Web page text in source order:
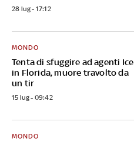
28 lug - 17:12
Tenta di sfuggire ad agenti Ice
in Florida, muore travolto da
un tir
MONDO
15 lug - 09:42
MONDO